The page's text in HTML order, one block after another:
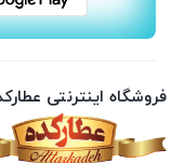
فروشگاه اینترنتی